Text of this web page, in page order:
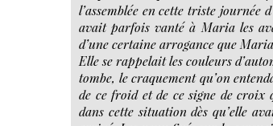
l’assemblée en cette triste journée
avait parfois vanté à Maria les
d’une certaine arrogance que
Elle se rappelait les couleurs
tombe, le craquement qu’on
de ce froid et de ce signe de croix
dans cette situation dès qu’elle